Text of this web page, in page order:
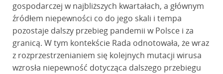
gospodarczej w najbliższych kwartałach, a głównym
źródłem niepewności co do jego skali i tempa
pozostaje dalszy przebieg pandemii w Polsce i za
granicą. W tym kontekście Rada odnotowała, że wraz
z rozprzestrzenianiem się kolejnych mutacji wirusa
wzrosła niepewność dotycząca dalszego przebiegu